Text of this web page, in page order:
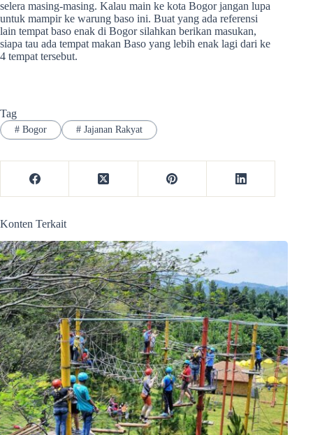
selera masing-masing. Kalau main ke kota Bogor jangan lupa
untuk mampir ke warung baso ini. Buat yang ada referensi
lain tempat baso enak di Bogor silahkan berikan masukan,
siapa tau ada tempat makan Baso yang lebih enak lagi dari ke
4 tempat tersebut.
Tag
# Bogor # Jajanan Rakyat
Konten Terkait